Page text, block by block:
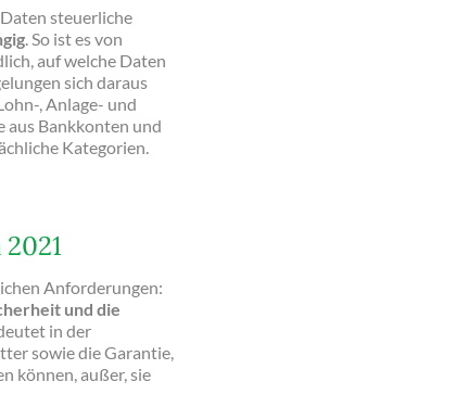
steuerliche
. So ist es von
auf welche Daten
sich daraus
, Anlage- und
aus Bankkonten und
Kategorien.
Anforderungen:
und die
in der
sowie die Garantie,
können, außer, sie